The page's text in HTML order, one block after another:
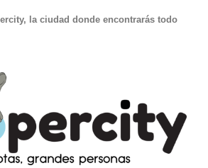
la ciudad donde encontrarás todo